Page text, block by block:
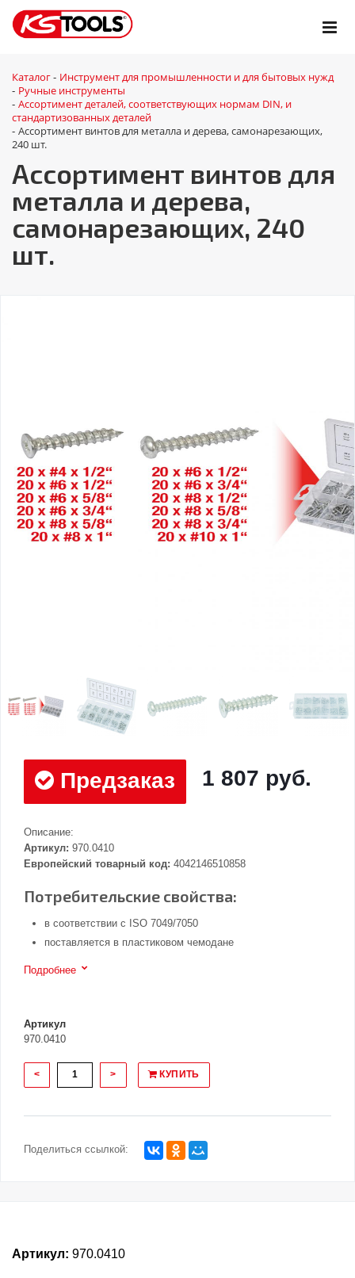
Каталог - Инструмент для промышленности и для бытовых нужд
- Ручные инструменты
- Ассортимент деталей, соответствующих нормам DIN, и
стандартизованных деталей
- Ассортимент винтов для металла и дерева, самонарезающих,
240 шт.
Ассортимент винтов для
металла и дерева,
самонарезающих, 240
шт.
Предзаказ 1 807 руб.
Описание:
Артикул: 970.0410
Европейский товарный код: 4042146510858
Потребительские свойства:
в соответствии с ISO 7049/7050
поставляется в пластиковом чемодане
Подробнее
Артикул
970.0410
< > КУПИТЬ
Поделиться ссылкой:
Артикул: 970.0410